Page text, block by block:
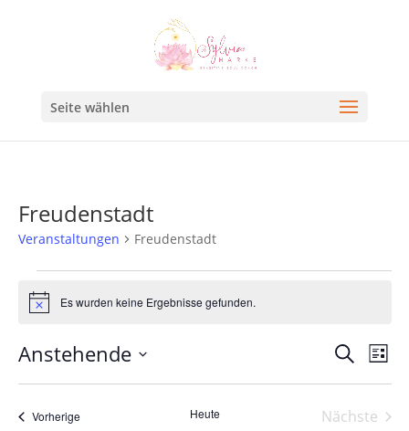
Seite wählen
Freudenstadt
Veranstaltungen Freudenstadt
HinweisEs wurden keine Ergebnisse gefunden.
Suche
und
SucheListe
Anstehende
Datum
wählen.
VorherigeVeranstaltungen Heute
Nächste